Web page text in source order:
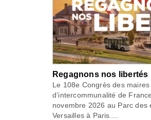
Regagnons nos libertés
Le 108e Congrès des
d’intercommunalité de
novembre 2026 au Parc des
Versailles à Paris....